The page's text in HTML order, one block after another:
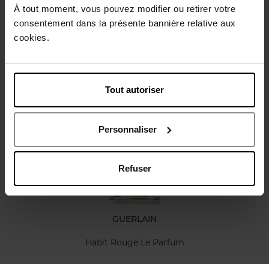
À tout moment, vous pouvez modifier ou retirer votre
consentement dans la présente bannière relative aux
cookies.
Tout autoriser
Personnaliser
Refuser
Karakteristieken
Review Beleid inzake klantbeoordelingen
Nog iets vergeten ?
GUERLAIN
Habit Rouge Le Parfum